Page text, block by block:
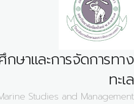
ษาและการจัดการทาง
ทะเล
Studies and Management